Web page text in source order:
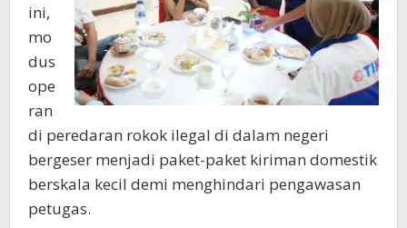
ini,
mo
dus
ope
ran
di peredaran rokok ilegal di dalam negeri
bergeser menjadi paket-paket kiriman domestik
berskala kecil demi menghindari pengawasan
petugas.